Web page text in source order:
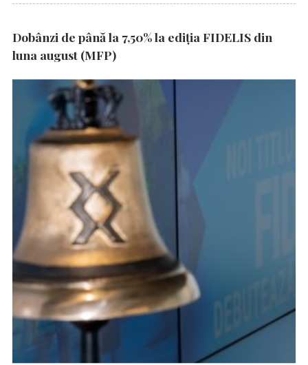
Dobânzi de până la 7,50% la ediția FIDELIS din
luna august (MFP)